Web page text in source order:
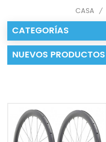
CASA /
CATEGORÍAS
NUEVOS PRODUCTOS